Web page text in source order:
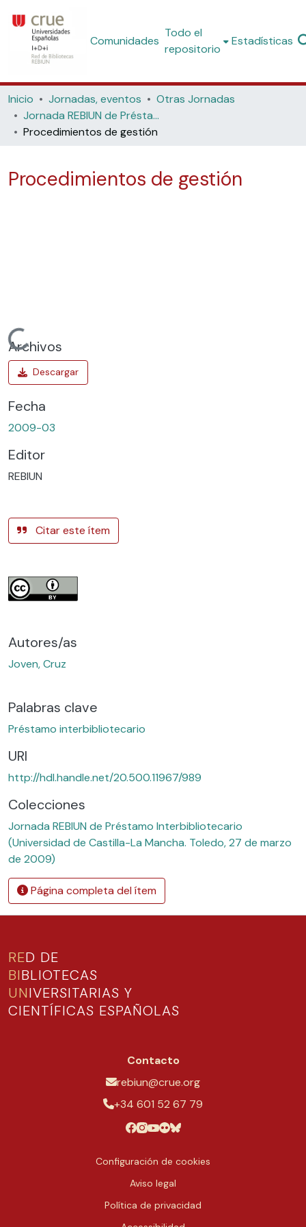
Comunidades
Todo el
repositorio
Estadísticas
Inicio Jornadas, eventos
Otras Jornadas
Jornada REBIUN de Préstamo Interbibliotecario (Universidad de Castilla-La Mancha. Toledo, 27 de marzo de 2009)
Procedimientos de gestión
Procedimientos de gestión
Cargando...
Archivos
Fecha
2009-03
Editor
REBIUN
Citar este ítem
Autores/as
Joven, Cruz
Palabras clave
Préstamo interbibliotecario
URI
http://hdl.handle.net/20.500.11967/989
Colecciones
Jornada REBIUN de Préstamo Interbibliotecario
(Universidad de Castilla-La Mancha. Toledo, 27 de marzo
de 2009)
Página completa del ítem
RED DE
BIBLIOTECAS
UNIVERSITARIAS Y
CIENTÍFICAS ESPAÑOLAS
Contacto
rebiun@crue.org
+34 601 52 67 79
Configuración de cookies
Aviso legal
Política de privacidad